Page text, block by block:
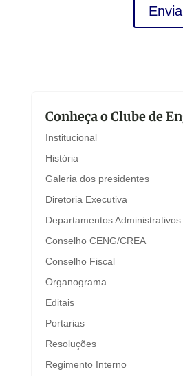
Conheça o Clube de
Institucional
História
Galeria dos presidentes
Diretoria Executiva
Departamentos Administrativos
Conselho CENG/CREA
Conselho Fiscal
Organograma
Editais
Portarias
Resoluções
Regimento Interno